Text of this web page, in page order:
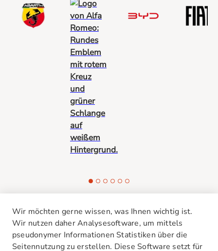
Unsere Standorte
Wir möchten gerne wissen, was Ihnen wichtig ist.
Wir nutzen daher Analysesoftware, um mittels
pseudonymer Informationen Statistiken über die
Seitennutzung zu erstellen. Diese Software setzt für